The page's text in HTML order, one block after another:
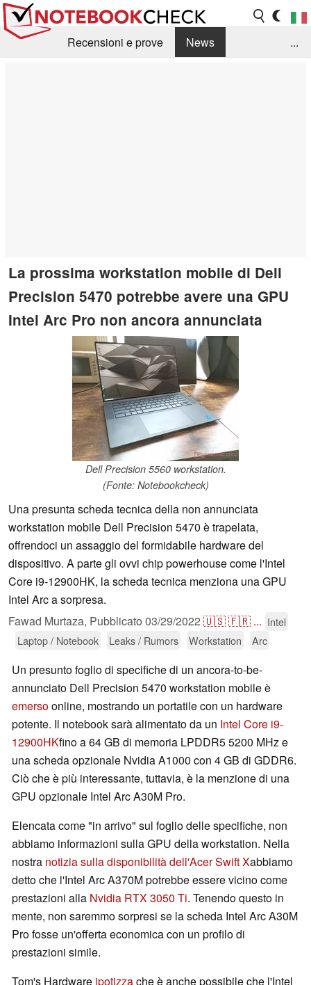
Recensioni e prove
News
...
La prossima workstation mobile di Dell
Precision 5470 potrebbe avere una GPU
Intel Arc Pro non ancora annunciata
Dell Precision 5560 workstation.
(Fonte: Notebookcheck)
Una presunta scheda tecnica della non annunciata
workstation mobile Dell Precision 5470 è trapelata,
offrendoci un assaggio del formidabile hardware del
dispositivo. A parte gli ovvi chip powerhouse come l'Intel
Core i9-12900HK, la scheda tecnica menziona una GPU
Intel Arc a sorpresa.
Fawad Murtaza, Pubblicato 03/29/2022 🇺🇸🇫🇷 ... Intel
Laptop / Notebook
Leaks / Rumors Workstation Arc
Un presunto foglio di specifiche di un ancora-to-be-
annunciato Dell Precision 5470 workstation mobile è
emersoonline, mostrando un portatile con un hardware
potente. Il notebook sarà alimentato da un Intel Core i9-
12900HKfino a 64 GB di memoria LPDDR5 5200 MHz e
una scheda opzionale Nvidia A1000 con 4 GB di GDDR6.
Ciò che è più interessante, tuttavia, è la menzione di una
GPU opzionale Intel Arc A30M Pro.
Elencata come "in arrivo" sul foglio delle specifiche, non
abbiamo informazioni sulla GPU della workstation. Nella
nostra notizia sulla disponibilità dell'Acer Swift Xabbiamo
detto che l'Intel Arc A370M potrebbe essere vicino come
prestazioni alla Nvidia RTX 3050 Ti. Tenendo questo in
mente, non saremmo sorpresi se la scheda Intel Arc A30M
Pro fosse un'offerta economica con un profilo di
prestazioni simile.
Tom's Hardware ipotizzache è anche possibile che l'Intel